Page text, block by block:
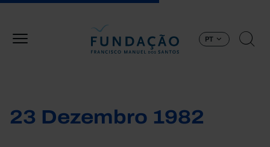
PT
23 Dezembro 1982